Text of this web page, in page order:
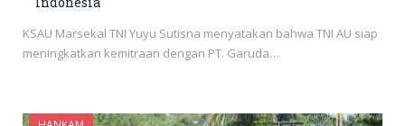
KSAU Marsekal TNI Yuyu Sutisna menyatakan bahwa TNI AU siap
meningkatkan kemitraan dengan PT. Garuda…